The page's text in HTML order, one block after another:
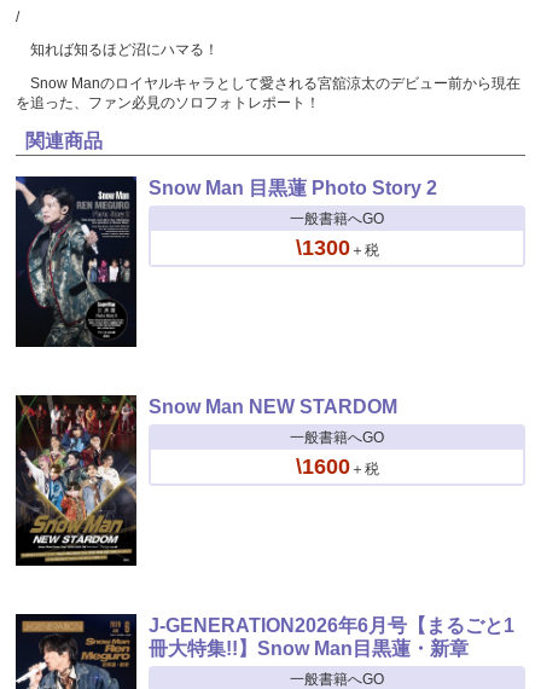
/
知れば知るほど沼にハマる！
Snow Manのロイヤルキャラとして愛される宮舘涼太のデビュー前から現在
を追った、ファン必見のソロフォトレポート！
関連商品
Snow Man 目黒蓮 Photo Story 2
一般書籍へGO
\1300＋税
Snow Man NEW STARDOM
一般書籍へGO
\1600＋税
J-GENERATION2026年6月号【まるごと1
冊大特集!!】Snow Man目黒蓮・新章
一般書籍へGO